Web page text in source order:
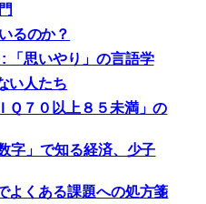
るのか？
「思いやり」の言語学
い人たち
Ｑ７０以上８５未満」の
字」で知る経済、少子
よくある課題への処方箋